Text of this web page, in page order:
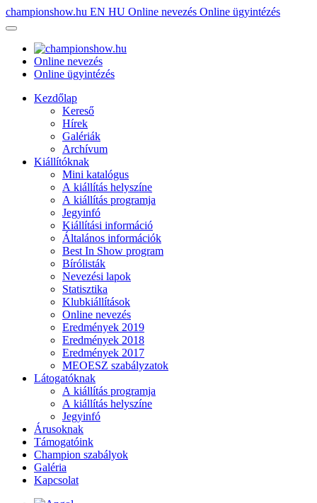
championshow.hu EN HU Online nevezés Online ügyintézés
Online nevezés
Online ügyintézés
Kezdőlap
Kereső
Hírek
Galériák
Archívum
Kiállítóknak
Mini katalógus
A kiállítás helyszíne
A kiállítás programja
Jegyinfó
Kiállítási információ
Általános információk
Best In Show program
Bírólisták
Nevezési lapok
Statisztika
Klubkiállítások
Online nevezés
Eredmények 2019
Eredmények 2018
Eredmények 2017
MEOESZ szabályzatok
Látogatóknak
A kiállítás programja
A kiállítás helyszíne
Jegyinfó
Árusoknak
Támogatóink
Champion szabályok
Galéria
Kapcsolat